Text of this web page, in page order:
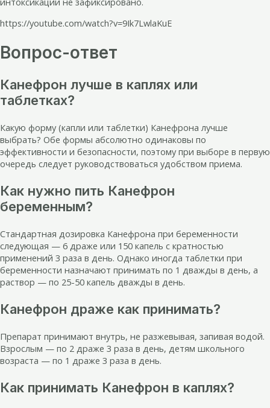
https://youtube.com/watch?v=9Ik7LwlaKuE
Вопрос-ответ
Канефрон лучше в каплях или
таблетках?
Какую форму (капли или таблетки) Канефрона лучше
выбрать? Обе формы абсолютно одинаковы по
эффективности и безопасности, поэтому при выборе в первую
очередь следует руководствоваться удобством приема.
Как нужно пить Канефрон
беременным?
Стандартная дозировка Канефрона при беременности
следующая — 6 драже или 150 капель с кратностью
применений 3 раза в день. Однако иногда таблетки при
беременности назначают принимать по 1 дважды в день, а
раствор — по 25-50 капель дважды в день.
Канефрон драже как принимать?
Препарат принимают внутрь, не разжевывая, запивая водой.
Взрослым — по 2 драже 3 раза в день, детям школьного
возраста — по 1 драже 3 раза в день.
Как принимать Канефрон в каплях?